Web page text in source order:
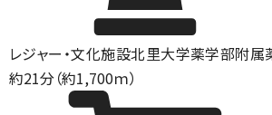
レジャー・文化施設北里大学薬学部附属
約21分（約1,700ｍ）